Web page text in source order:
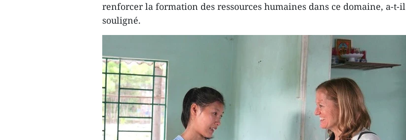
renforcer la formation des ressources humaines dans ce domaine, a-t-il
souligné.